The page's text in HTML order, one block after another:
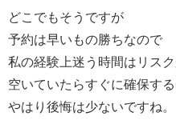
どこでもそうですが
予約は早いもの勝ちなので
私の経験上迷う時間はリスク
空いていたらすぐに確保す
やはり後悔は少ないですね。